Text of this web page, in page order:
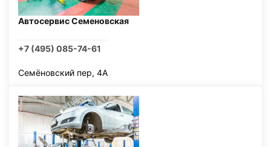
Автосервис Семеновская
+7 (495) 085-74-61
Семёновский пер, 4А